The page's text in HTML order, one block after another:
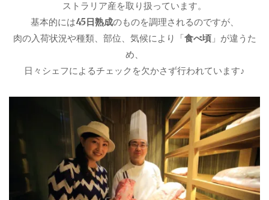
ストラリア産を取り扱っています。
基本的には45日熟成のものを調理されるのですが、
肉の入荷状況や種類、部位、気候により「食べ頃」が違うた
め、
日々シェフによるチェックを欠かさず行われています♪